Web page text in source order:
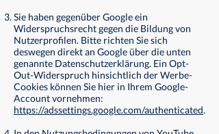
Sie haben gegenüber Google ein
Widerspruchsrecht gegen die Bildung von
Nutzerprofilen. Bitte richten Sie sich
deswegen direkt an Google über die unten
genannte Datenschutzerklärung. Ein Opt-
Out-Widerspruch hinsichtlich der Werbe-
Cookies können Sie hier in Ihrem Google-
Account vornehmen:
https://adssettings.google.com/authenticated.